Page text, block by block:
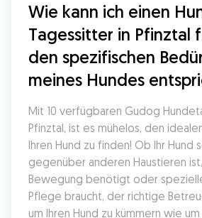
Wie kann ich einen
Tagessitter in Pfinztal
den spezifischen
meines Hundes
Mit 10 verfügbaren Gudog
Pfinztal, ist es mühelos, den
Ihren Hund zu finden! Ob Ihr Hund
gegenüber anderen Haustieren
Bewegung benötigt oder
Pflege braucht, der richtige
um Ihren Hund zu kümmern wie